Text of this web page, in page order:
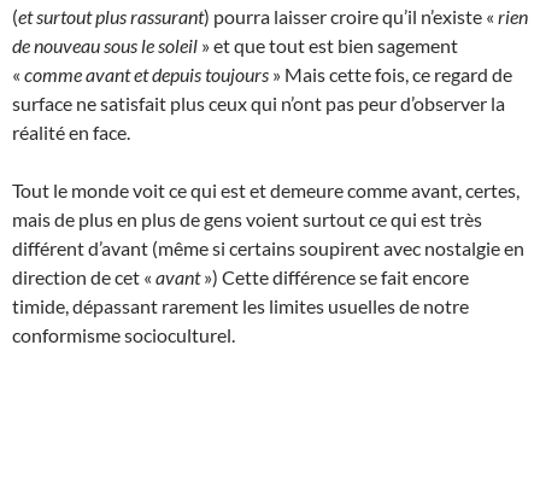
(et surtout plus rassurant) pourra laisser croire qu’il n’existe « rien
de nouveau sous le soleil » et que tout est bien sagement
« comme avant et depuis toujours » Mais cette fois, ce regard de
surface ne satisfait plus ceux qui n’ont pas peur d’observer la
réalité en face.
Tout le monde voit ce qui est et demeure comme avant, certes,
mais de plus en plus de gens voient surtout ce qui est très
différent d’avant (même si certains soupirent avec nostalgie en
direction de cet « avant») Cette différence se fait encore
timide, dépassant rarement les limites usuelles de notre
conformisme socioculturel.